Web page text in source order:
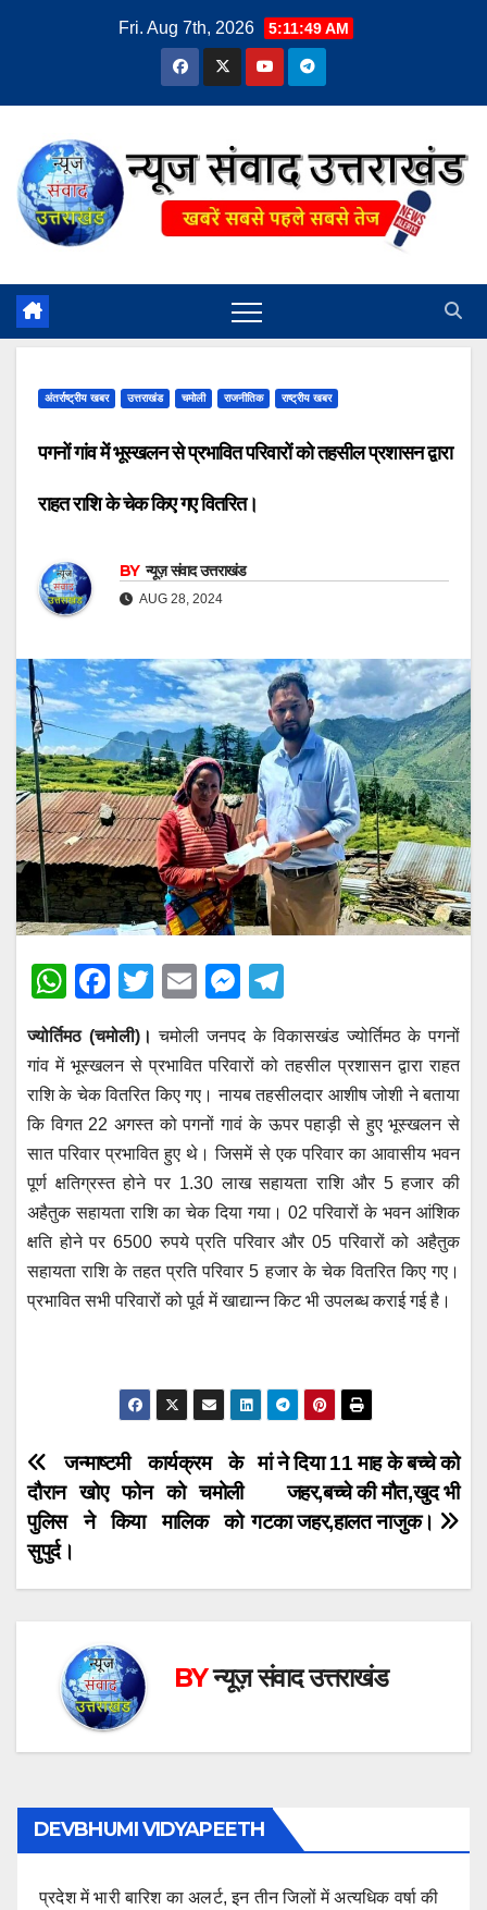
Fri. Aug 7th, 2026 5:11:50 AM
अंतर्राष्ट्रीय खबर उत्तराखंड चमोली राजनीतिक राष्ट्रीय खबर
पगनों गांव में भूस्खलन से प्रभावित परिवारों को तहसील प्रशासन द्वारा
राहत राशि के चेक किए गए वितरित।
BY न्यूज़ संवाद उत्तराखंड
AUG 28, 2024
W
at
s
A
p
p
F
a
c
e
b
o
o
k
T
wi
tt
er
E
ail
M
e
ss
e
n
g
er
e
gr
a
m
ज्योर्तिमठ (चमोली)। चमोली जनपद के विकासखंड ज्योर्तिमठ के पगनों
गांव में भूस्खलन से प्रभावित परिवारों को तहसील प्रशासन द्वारा राहत
राशि के चेक वितरित किए गए। नायब तहसीलदार आशीष जोशी ने बताया
कि विगत 22 अगस्त को पगनों गावं के ऊपर पहाड़ी से हुए भूस्खलन से
सात परिवार प्रभावित हुए थे। जिसमें से एक परिवार का आवासीय भवन
पूर्ण क्षतिग्रस्त होने पर 1.30 लाख सहायता राशि और 5 हजार की
अहैतुक सहायता राशि का चेक दिया गया। 02 परिवारों के भवन आंशिक
क्षति होने पर 6500 रुपये प्रति परिवार और 05 परिवारों को अहैतुक
सहायता राशि के तहत प्रति परिवार 5 हजार के चेक वितरित किए गए।
प्रभावित सभी परिवारों को पूर्व में खाद्यान्न किट भी उपलब्ध कराई गई है।
Post
navigation
मां ने दिया 11 माह के बच्चे को
जहर,बच्चे की मौत,खुद भी
गटका जहर,हालत नाजुक।
जन्माष्टमी कार्यक्रम के
दौरान खोए फोन को चमोली
पुलिस ने किया मालिक को
सुपुर्द।
BYन्यूज़ संवाद उत्तराखंड
DEVBHUMI VIDYAPEETH
प्रदेश में भारी बारिश का अलर्ट, इन तीन जिलों में अत्यधिक वर्षा की